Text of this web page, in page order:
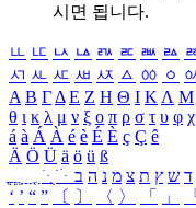
시면 됩니다.
ㅥ ㅦ ㅧ ㅨ ㅩ ㅪ ㅫ ㅬ
ㅺ ㅻ ㅼ ㅽ ㅾ ㅿ ㆀ ㆁ
Α Β ΓΔ Ε Ζ Η Θ Ι ΚΛ Μ
θ ι κ λ μ ν ξ ο π ρ σ τ υ φ χ
á à Á À é è É È ç Ç ê
Ä Ö Ü ä ö ü ß
ִֶֹ ֻּ ׁׂ ד ש ץ ת צ מ נ ה ב
‘ ’ “ ” 〔 〕 〈 〉 「 」 『